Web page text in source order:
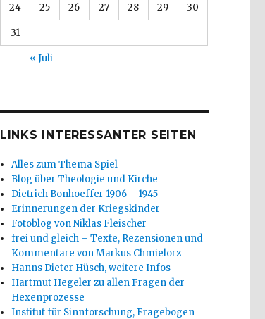
24 25 26 27 28 29 30
31
« Juli
LINKS INTERESSANTER SEITEN
Alles zum Thema Spiel
Blog über Theologie und Kirche
Dietrich Bonhoeffer 1906 – 1945
Erinnerungen der Kriegskinder
Fotoblog von Niklas Fleischer
frei und gleich – Texte, Rezensionen und
Kommentare von Markus Chmielorz
Hanns Dieter Hüsch, weitere Infos
Hartmut Hegeler zu allen Fragen der
Hexenprozesse
Institut für Sinnforschung, Fragebogen